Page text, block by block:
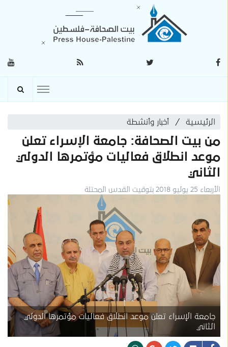
الرئيسية أخبار وأنشطة
من بيت الصحافة: جامعة الإسراء تعلن
موعد انطلاق فعاليات مؤتمرها الدولي
الثاني
الأربعاء 25 يوليو 2018 بتوقيت القدس المحتلة
جامعة الإسراء تعلن موعد انطلاق فعاليات مؤتمرها الدولي
الثاني